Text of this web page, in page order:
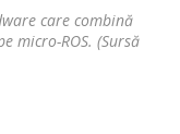
care combină
micro-ROS. (Sursă